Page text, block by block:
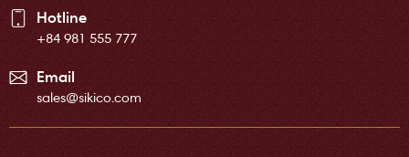
Hotline
+84 981 555 777
Email
sales@sikico.com